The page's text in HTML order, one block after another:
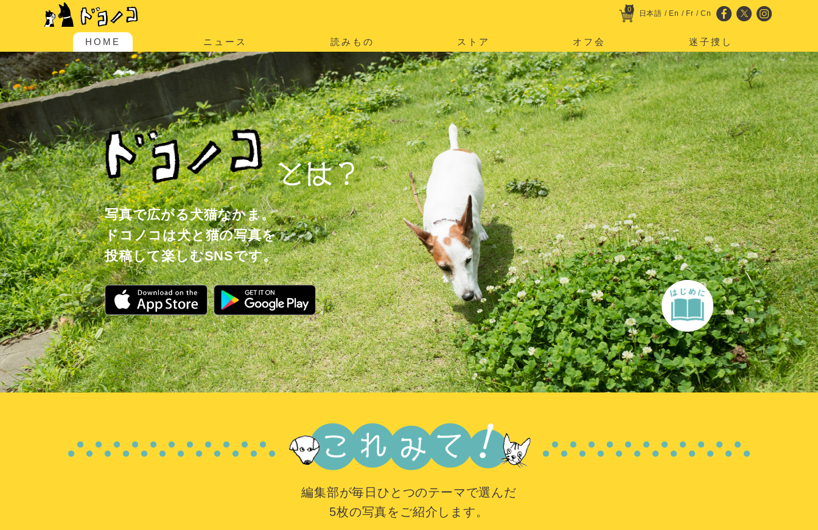
0 日本語 / En / Fr /Cn
HOME ニュース 読みもの ストア オフ会 迷子捜し
写真で広がる犬猫なかま。
ドコノコは犬と猫の写真を
投稿して楽しむSNSです。
編集部が毎日ひとつのテーマで選んだ
5枚の写真をご紹介します。